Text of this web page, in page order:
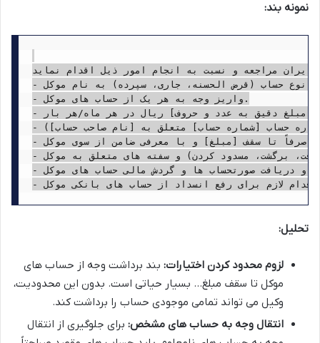
نمونه بند:
مراجعه و نسبت به انجام امور ذیل اقدام نماید:
- افتتاح هر نوع حساب (قرض الحسنه، جاری، سپرده) به نام موکل.
- واریز وجه به هر یک از حساب های موکل.
- برداشت وجه از حساب های موکل تا سقف مبلغ [ذکر مبلغ دقیق به عدد و حروف] ریال در هر ماه/هر بار.
- انتقال وجه از حساب موکل به حساب های مشخص و معرفی شده توسط موکل (شامل شماره حساب [شماره حساب] متعلق به [نام صاحب حساب]).
- دریافت تسهیلات بانکی صرفاً تا سقف [مبلغ] و با معرفی ضامن از سوی موکل.
- امور مربوط به چک ها (دریافت، برگشت، مسدود کردن) و سفته های متعلق به موکل.
- اخذ و دریافت صورتحساب ها و گردش مالی حساب های موکل.
تحلیل:
لزوم محدود کردن اختیارات: بند برداشت وجه از حساب های
موکل تا سقف مبلغ… بسیار حیاتی است. بدون این محدودیت،
وکیل می تواند تمامی موجودی حساب را برداشت کند.
انتقال وجه به حساب های مشخص: برای جلوگیری از انتقال